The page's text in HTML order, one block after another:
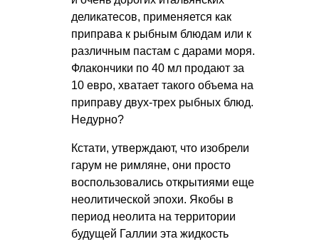
деликатесов, применяется как
приправа к рыбным блюдам или к
различным пастам с дарами моря.
Флакончики по 40 мл продают за
10 евро, хватает такого объема на
приправу двух-трех рыбных блюд.
Недурно?
Кстати, утверждают, что изобрели
гарум не римляне, они просто
воспользовались открытиями еще
неолитической эпохи. Якобы в
период неолита на территории
будущей Галлии эта жидкость